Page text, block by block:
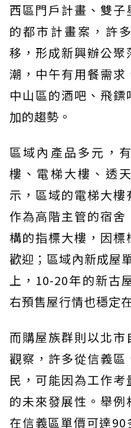
西區門戶計畫、雙
的都市計畫案，許
移，形成新興辦公聚
潮，中午有用餐需求
中山區的酒吧、飛
加的趨勢。
區域內產品多元，
樓、電梯大樓、透
示，區域的電梯大
作為高階主管的宿舍
構的指標大樓，因標
歡迎；區域內新成屋
上，10-20年的新古
右預售屋行情也穩定
而購屋族群則以北
觀察，許多從信義區
民，可能因為工作
的未來發展性。舉例
在信義區單價可達